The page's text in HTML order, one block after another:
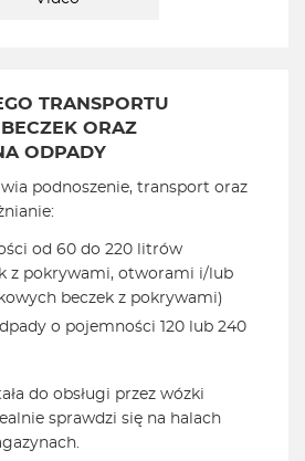
TRANSPORTU
ORAZ
ODPADY
podnoszenie, transport oraz
od 60 do 220 litrów
z pokrywami, otworami i/lub
beczek z pokrywami)
o pojemności 120 lub 240
do obsługi przez wózki
sprawdzi się na halach